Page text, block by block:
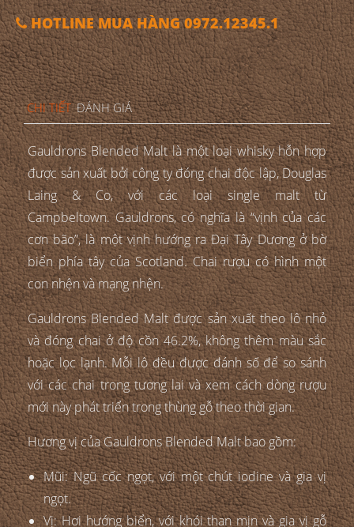
HOTLINE MUA HÀNG 0972.12345.1
CHI TIẾT ĐÁNH GIÁ
Gauldrons Blended Malt là một loại whisky hỗn hợp
được sản xuất bởi công ty đóng chai độc lập, Douglas
Laing & Co, với các loại single malt từ
Campbeltown. Gauldrons, có nghĩa là “vịnh của các
cơn bão”, là một vịnh hướng ra Đại Tây Dương ở bờ
biển phía tây của Scotland. Chai rượu có hình một
con nhện và mạng nhện.
Gauldrons Blended Malt được sản xuất theo lô nhỏ
và đóng chai ở độ cồn 46.2%, không thêm màu sắc
hoặc lọc lạnh. Mỗi lô đều được đánh số để so sánh
với các chai trong tương lai và xem cách dòng rượu
mới này phát triển trong thùng gỗ theo thời gian.
Hương vị của Gauldrons Blended Malt bao gồm:
Mũi: Ngũ cốc ngọt, với một chút iodine và gia vị
ngọt.
Vị: Hơi hướng biển, với khói than mịn và gia vị gỗ